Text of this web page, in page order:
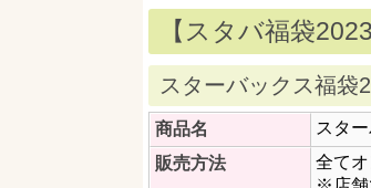
【スタバ福袋
スターバックス福袋
商品名
スタ
販売方法
全て